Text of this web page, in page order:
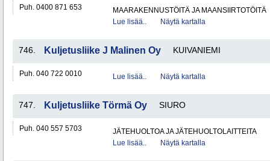
Puh. 0400 871 653
MAARAKENNUSTÖITÄ JA MAANSIIRTOTÖITÄ
Lue lisää..
Näytä kartalla
746. Kuljetusliike J Malinen Oy KUIVANIEMI
Puh. 040 722 0010 Lue lisää.. Näytä kartalla
747. Kuljetusliike Törmä Oy SIURO
Puh. 040 557 5703
JÄTEHUOLTOA JA JÄTEHUOLTOLAITTEITA
Lue lisää..
Näytä kartalla